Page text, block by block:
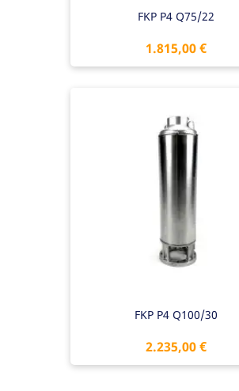
FKP P4 Q75/22
Preis
1.815,00 €
FKP P4 Q100/30
Preis
2.235,00 €